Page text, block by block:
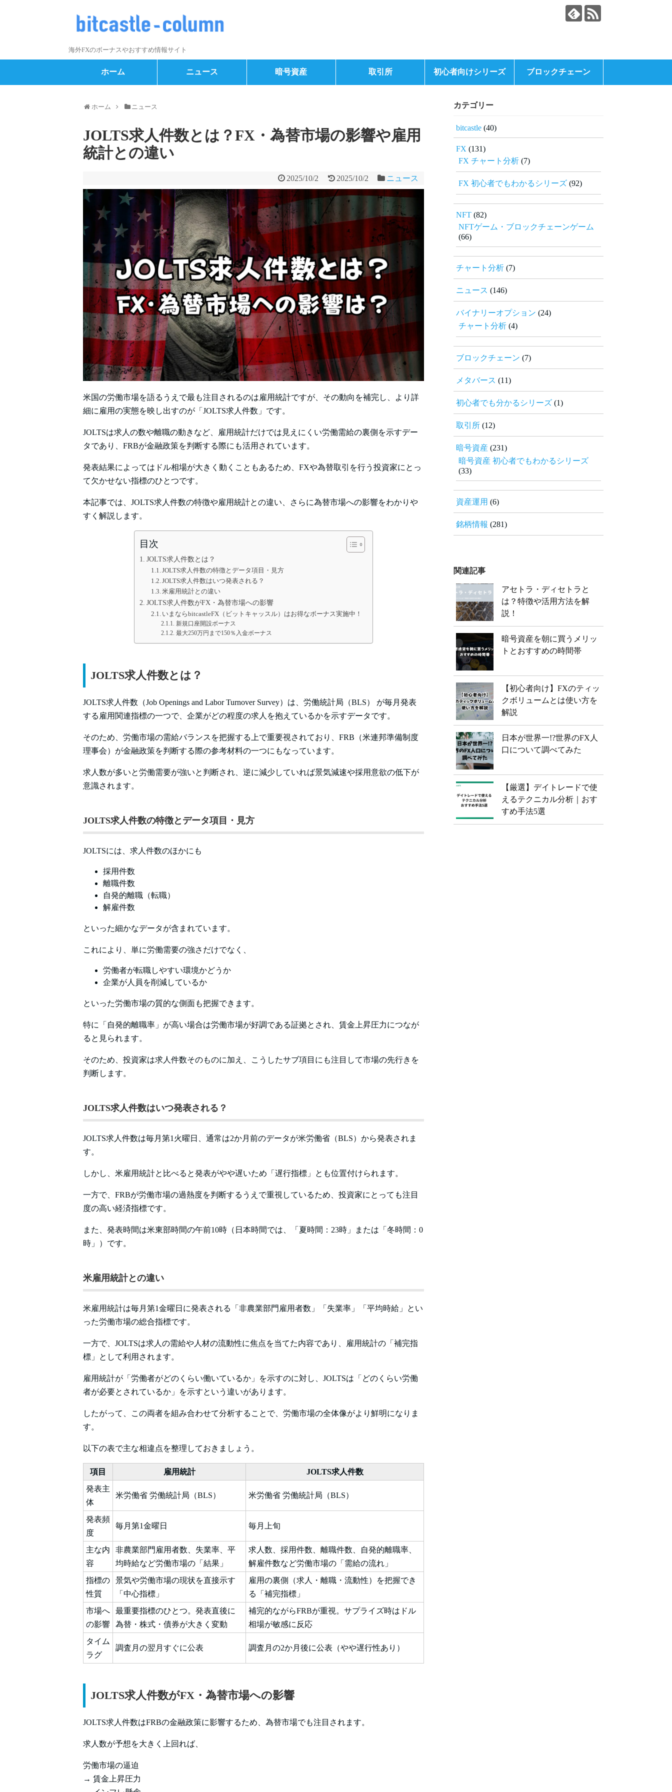
海外FXのボーナスやおすすめ情報サイト
ホーム ニュース 暗号資産 取引所 初心者向けシリーズ ブロックチェーン
ホーム ニュース
JOLTS求人件数とは？FX・為替市場の影響や雇用
統計との違い
2025/10/2 2025/10/2 ニュース
米国の労働市場を語るうえで最も注目されるのは雇用統計ですが、その動向を補完し、より詳
細に雇用の実態を映し出すのが「JOLTS求人件数」です。
JOLTSは求人の数や離職の動きなど、雇用統計だけでは見えにくい労働需給の裏側を示すデー
タであり、FRBが金融政策を判断する際にも活用されています。
発表結果によってはドル相場が大きく動くこともあるため、FXや為替取引を行う投資家にとっ
て欠かせない指標のひとつです。
本記事では、JOLTS求人件数の特徴や雇用統計との違い、さらに為替市場への影響をわかりや
すく解説します。
目次
JOLTS求人件数とは？
JOLTS求人件数の特徴とデータ項目・見方
JOLTS求人件数はいつ発表される？
米雇用統計との違い
JOLTS求人件数がFX・為替市場への影響
いまならbitcastleFX（ビットキャッスル）はお得なボーナス実施中！
新規口座開設ボーナス
最大250万円まで150％入金ボーナス
JOLTS求人件数とは？
JOLTS求人件数（Job Openings and Labor Turnover Survey）は、労働統計局（BLS） が毎月発表
する雇用関連指標の一つで、企業がどの程度の求人を抱えているかを示すデータです。
そのため、労働市場の需給バランスを把握する上で重要視されており、FRB（米連邦準備制度
理事会）が金融政策を判断する際の参考材料の一つにもなっています。
求人数が多いと労働需要が強いと判断され、逆に減少していれば景気減速や採用意欲の低下が
意識されます。
JOLTS求人件数の特徴とデータ項目・見方
JOLTSには、求人件数のほかにも
採用件数
離職件数
自発的離職（転職）
解雇件数
といった細かなデータが含まれています。
これにより、単に労働需要の強さだけでなく、
労働者が転職しやすい環境かどうか
企業が人員を削減しているか
といった労働市場の質的な側面も把握できます。
特に「自発的離職率」が高い場合は労働市場が好調である証拠とされ、賃金上昇圧力につなが
ると見られます。
そのため、投資家は求人件数そのものに加え、こうしたサブ項目にも注目して市場の先行きを
判断します。
JOLTS求人件数はいつ発表される？
JOLTS求人件数は毎月第1火曜日、通常は2か月前のデータが米労働省（BLS）から発表されま
す。
しかし、米雇用統計と比べると発表がやや遅いため「遅行指標」とも位置付けられます。
一方で、FRBが労働市場の過熱度を判断するうえで重視しているため、投資家にとっても注目
度の高い経済指標です。
また、発表時間は米東部時間の午前10時（日本時間では、「夏時間：23時」または「冬時間：0
時」）です。
米雇用統計との違い
米雇用統計は毎月第1金曜日に発表される「非農業部門雇用者数」「失業率」「平均時給」とい
った労働市場の総合指標です。
一方で、JOLTSは求人の需給や人材の流動性に焦点を当てた内容であり、雇用統計の「補完指
標」として利用されます。
雇用統計が「労働者がどのくらい働いているか」を示すのに対し、JOLTSは「どのくらい労働
者が必要とされているか」を示すという違いがあります。
したがって、この両者を組み合わせて分析することで、労働市場の全体像がより鮮明になりま
す。
以下の表で主な相違点を整理しておきましょう。
項目 雇用統計
JOLTS求人件数
発表主
体
米労働省 労働統計局（BLS） 米労働省 労働統計局（BLS）
発表頻
度
毎月第1金曜日 毎月上旬
主な内
容
非農業部門雇用者数、失業率、平
均時給など労働市場の「結果」
求人数、採用件数、離職件数、自発的離職率、
解雇件数など労働市場の「需給の流れ」
指標の
性質
景気や労働市場の現状を直接示す
「中心指標」
雇用の裏側（求人・離職・流動性）を把握でき
る「補完指標」
市場へ
の影響
最重要指標のひとつ。発表直後に
為替・株式・債券が大きく変動
補完的ながらFRBが重視。サプライズ時はドル
相場が敏感に反応
タイム
ラグ
調査月の翌月すぐに公表 調査月の2か月後に公表（やや遅行性あり）
JOLTS求人件数がFX・為替市場への影響
JOLTS求人件数はFRBの金融政策に影響するため、為替市場でも注目されます。
求人数が予想を大きく上回れば、
労働市場の逼迫
→ 賃金上昇圧力
カテゴリー
bitcastle (40)
FX (131)
FX チャート分析 (7)
FX 初心者でもわかるシリーズ (92)
NFT (82)
NFTゲーム・ブロックチェーンゲーム
(66)
チャート分析 (7)
ニュース (146)
バイナリーオプション (24)
チャート分析 (4)
ブロックチェーン (7)
メタバース (11)
初心者でも分かるシリーズ (1)
取引所 (12)
暗号資産 (231)
暗号資産 初心者でもわかるシリーズ
(33)
資産運用 (6)
銘柄情報 (281)
関連記事
アセトラ・ディセトラと
は？特徴や活用方法を解
説！
暗号資産を朝に買うメリッ
トとおすすめの時間帯
【初心者向け】FXのティッ
クボリュームとは使い方を
解説
日本が世界一!?世界のFX人
口について調べてみた
【厳選】デイトレードで使
えるテクニカル分析｜おす
すめ手法5選